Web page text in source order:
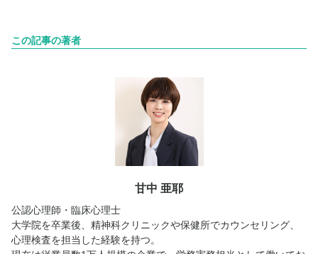
この記事の著者
甘中 亜耶
公認心理師・臨床心理士
大学院を卒業後、精神科クリニックや保健所でカウンセリング、
心理検査を担当した経験を持つ。